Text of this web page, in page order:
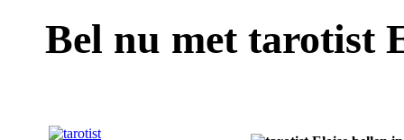
Bel nu met tarotist